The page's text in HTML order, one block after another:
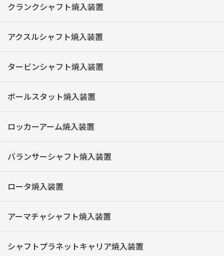
クランクシャフト焼入装置
アクスルシャフト焼入装置
タービンシャフト焼入装置
ボールスタット焼入装置
ロッカーアーム焼入装置
バランサーシャフト焼入装置
ロータ焼入装置
アーマチャシャフト焼入装置
シャフトプラネットキャリア焼入装置